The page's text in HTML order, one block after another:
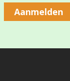
Aanmelden